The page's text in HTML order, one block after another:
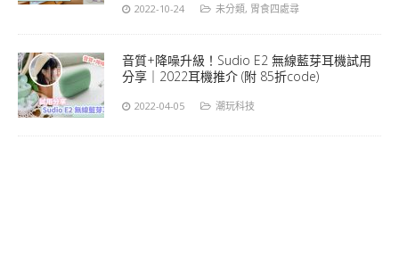
2022-10-24 未分類, 胃食四處尋
音質+降噪升級！Sudio E2 無線藍芽耳機試用
分享｜2022耳機推介 (附 85折code)
2022-04-05 潮玩科技